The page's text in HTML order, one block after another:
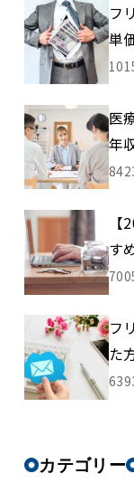
フ
単
医
年
す
フ
た
カテゴリー